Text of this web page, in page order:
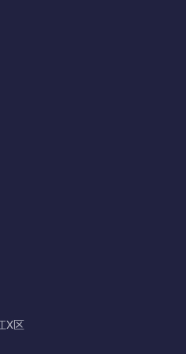
X区